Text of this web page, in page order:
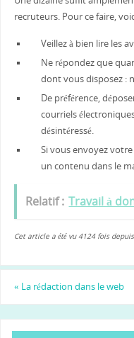
recruteurs. Pour ce faire,
Veillez à bien lire les
Ne répondez que
dont vous disposez :
De préférence,
courriels
désintéressé.
Si vous envoyez
un contenu dans le
Relatif : Travail à
Cet article a été vu 4124 fois
« La rédaction dans le web